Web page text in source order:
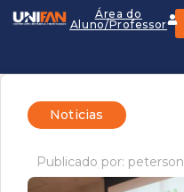
Área do
Aluno/Professor
Noticias
Publicado por: peterson